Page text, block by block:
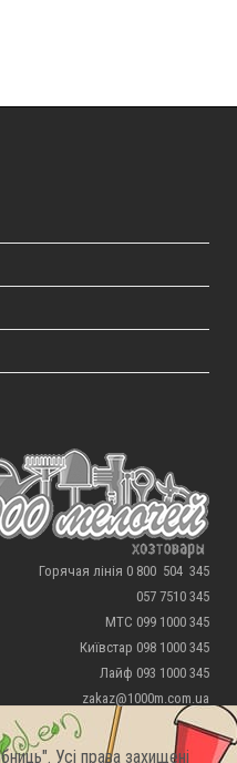
Горячая лінія 0 800 504 345
057 7510 345
МТС 099 1000 345
Київстар 098 1000 345
Лайф 093 1000 345
zakaz@1000m.com.ua
Усі права захищені